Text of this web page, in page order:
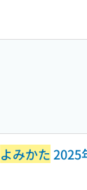
よみかた2025